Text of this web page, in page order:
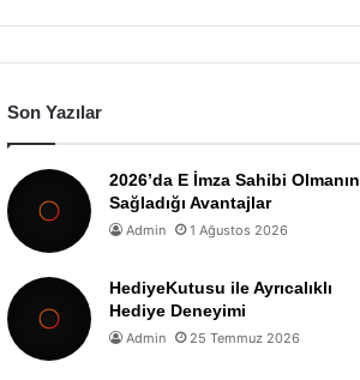
Son Yazılar
2026’da E İmza Sahibi Olmanın
Sağladığı Avantajlar
Admin 1 Ağustos 2026
HediyeKutusu ile Ayrıcalıklı
Hediye Deneyimi
Admin 25 Temmuz 2026